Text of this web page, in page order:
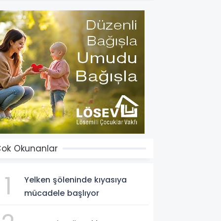
Okunanlar
1
Yelken şöleninde kıyasıya
mücadele başlıyor